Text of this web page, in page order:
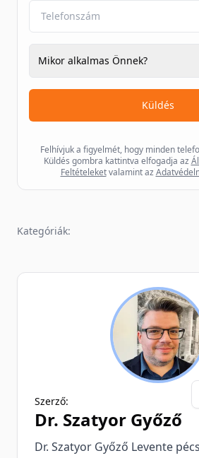
Mikor alkalmas Önnek?
Küldés
Felhívjuk a figyelmét, hogy minden
Küldés gombra kattintva elfogadja az
Feltételeket valamint az
Kategóriák:
Szerző:
Dr. Szatyor Győző
Dr. Szatyor Győző Levente